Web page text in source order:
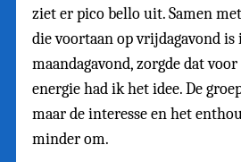
ziet er pico bello uit. Samen
die voortaan op vrijdagavond is
maandagavond, zorgde dat
energie had ik het idee. De
maar de interesse en het
minder om.